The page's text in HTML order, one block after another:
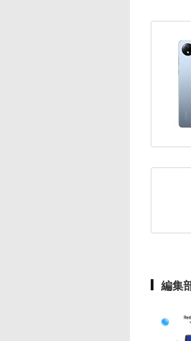
編集